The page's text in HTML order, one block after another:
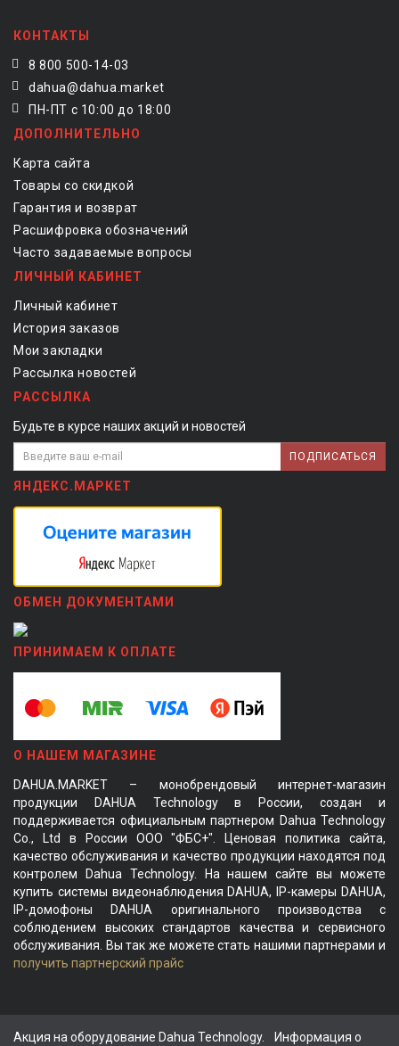
КОНТАКТЫ
8 800 500-14-03
dahua@dahua.market
ПН-ПТ с 10:00 до 18:00
ДОПОЛНИТЕЛЬНО
Карта сайта
Товары со скидкой
Гарантия и возврат
Расшифровка обозначений
Часто задаваемые вопросы
ЛИЧНЫЙ КАБИНЕТ
Личный кабинет
История заказов
Мои закладки
Рассылка новостей
РАССЫЛКА
Будьте в курсе наших акций и новостей
ПОДПИСАТЬСЯ
ЯНДЕКС.МАРКЕТ
ОБМЕН ДОКУМЕНТАМИ
ПРИНИМАЕМ К ОПЛАТЕ
О НАШЕМ МАГАЗИНЕ
DAHUA.MARKET – монобрендовый интернет-магазин
продукции DAHUA Technology в России, создан и
поддерживается официальным партнером Dahua Technology
Co., Ltd в России ООО "ФБС+". Ценовая политика сайта,
качество обслуживания и качество продукции находятся под
контролем Dahua Technology. На нашем сайте вы можете
купить системы видеонаблюдения DAHUA, IP-камеры DAHUA,
IP-домофоны DAHUA оригинального производства с
соблюдением высоких стандартов качества и сервисного
обслуживания. Вы так же можете стать нашими партнерами и
получить партнерский прайс
Акция на оборудование Dahua Technology. Информация о